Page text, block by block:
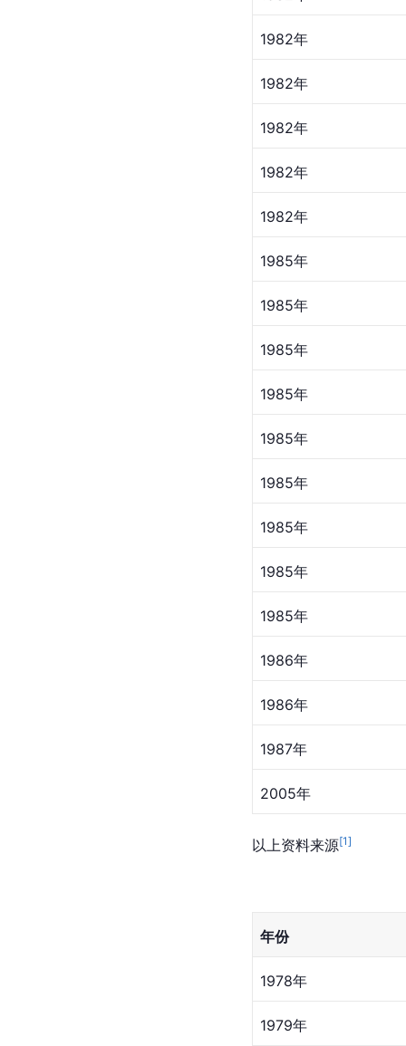
1982年
1982年
1982年
1982年
1982年
1985年
1985年
1985年
1985年
1985年
1985年
1985年
1985年
1985年
1986年
1986年
1987年
2005年
以上资料来源[1]
年份
1978年
1979年